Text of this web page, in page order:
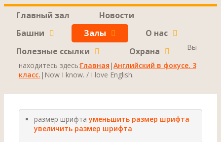
Главный зал
Новости
Башни
Залы
О нас
Полезные ссылки
Охрана
Вы
находитесь здесь:Главная |Английский в фокусе. 3
класс. | Now I know. / I love English.
размер шрифта уменьшить размер шрифта
увеличить размер шрифта